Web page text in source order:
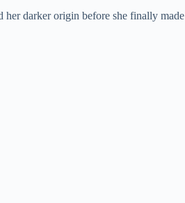
darker origin before she finally